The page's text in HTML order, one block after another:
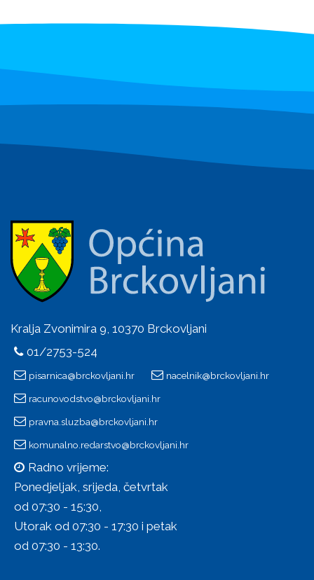
Kralja Zvonimira 9, 10370 Brckovljani
01/2753-524
pisarnica@brckovljani.hr nacelnik@brckovljani.hr
racunovodstvo@brckovljani.hr
pravna.sluzba@brckovljani.hr
komunalno.redarstvo@brckovljani.hr
Radno vrijeme:
Ponedjeljak, srijeda, četvrtak
od 07:30 - 15:30,
Utorak od 07:30 - 17:30 i petak
od 07:30 - 13:30.